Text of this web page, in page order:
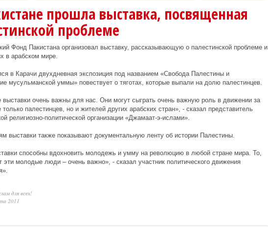
прошла выставка, посвященная
проблеме
Фонд Пакистана организовал выставку, рассказывающую о палестинской проблеме и
в арабском мире.
в Карачи двухдневная экспозиция под названием «Свобода Палестины и
мусульманской уммы» повествует о тяготах, которые выпали на долю палестинцев.
очень важны для нас. Они могут сыграть очень важную роль в движении за
только палестинцев, но и жителей других арабских стран», - сказал представитель
религиозно-политической организации «Джамаат-э-ислами».
выставки также показывают документальную ленту об истории Палестины.
способны вдохновить молодежь и умму на революцию в любой стране мира. То,
эти молодые люди – очень важно», - сказал участник политического движения
для всех!
2011